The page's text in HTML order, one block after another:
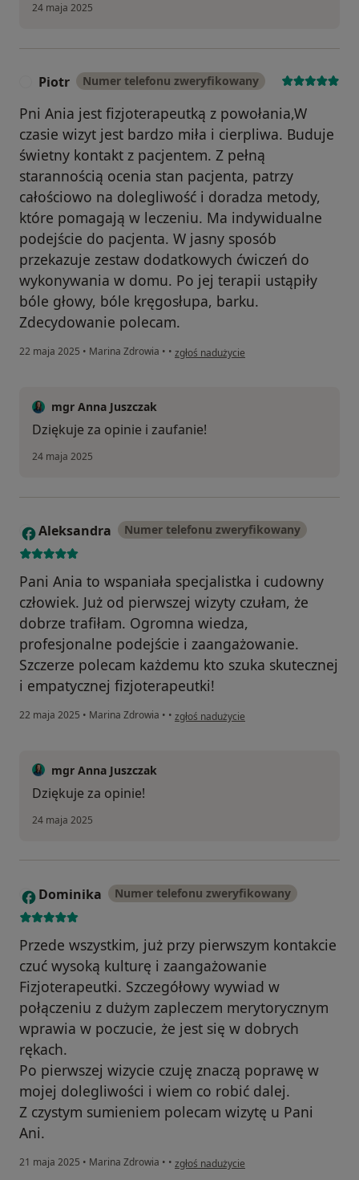
24 maja 2025
Piotr Numer telefonu zweryfikowany
Pni Ania jest fizjoterapeutką z powołania,W
czasie wizyt jest bardzo miła i cierpliwa. Buduje
świetny kontakt z pacjentem. Z pełną
starannością ocenia stan pacjenta, patrzy
całościowo na dolegliwość i doradza metody,
które pomagają w leczeniu. Ma indywidualne
podejście do pacjenta. W jasny sposób
przekazuje zestaw dodatkowych ćwiczeń do
wykonywania w domu. Po jej terapii ustąpiły
bóle głowy, bóle kręgosłupa, barku.
Zdecydowanie polecam.
22 maja 2025 • Marina Zdrowia • • w opinii użytkownika Piotr
zgłoś nadużycie
mgr Anna Juszczak
Dziękuje za opinie i zaufanie!
24 maja 2025
A Aleksandra Numer telefonu zweryfikowany
Pani Ania to wspaniała specjalistka i cudowny
człowiek. Już od pierwszej wizyty czułam, że
dobrze trafiłam. Ogromna wiedza,
profesjonalne podejście i zaangażowanie.
Szczerze polecam każdemu kto szuka skutecznej
i empatycznej fizjoterapeutki!
22 maja 2025 • Marina Zdrowia • • w opinii użytkownika Aleksandra
zgłoś nadużycie
mgr Anna Juszczak
Dziękuje za opinie!
24 maja 2025
D Dominika Numer telefonu zweryfikowany
Przede wszystkim, już przy pierwszym kontakcie
czuć wysoką kulturę i zaangażowanie
Fizjoterapeutki. Szczegółowy wywiad w
połączeniu z dużym zapleczem merytorycznym
wprawia w poczucie, że jest się w dobrych
rękach.
Po pierwszej wizycie czuję znaczą poprawę w
mojej dolegliwości i wiem co robić dalej.
Z czystym sumieniem polecam wizytę u Pani
Ani.
21 maja 2025 • Marina Zdrowia • • w opinii użytkownika Dominika
zgłoś nadużycie